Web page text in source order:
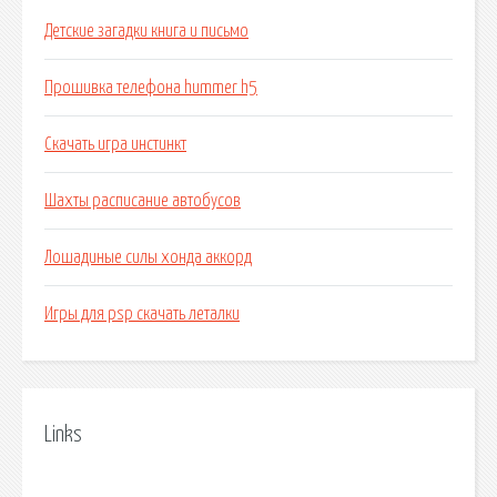
Детские загадки книга и письмо
Прошивка телефона hummer h5
Скачать игра инстинкт
Шахты расписание автобусов
Лошадиные силы хонда аккорд
Игры для psp скачать леталки
Links